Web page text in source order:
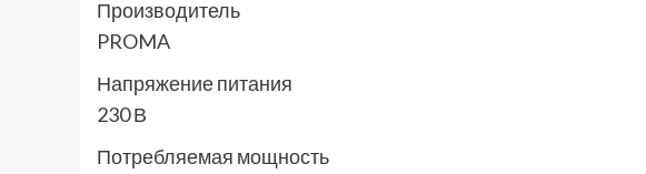
Производитель
PROMA
Напряжение питания
230 В
Потребляемая мощность